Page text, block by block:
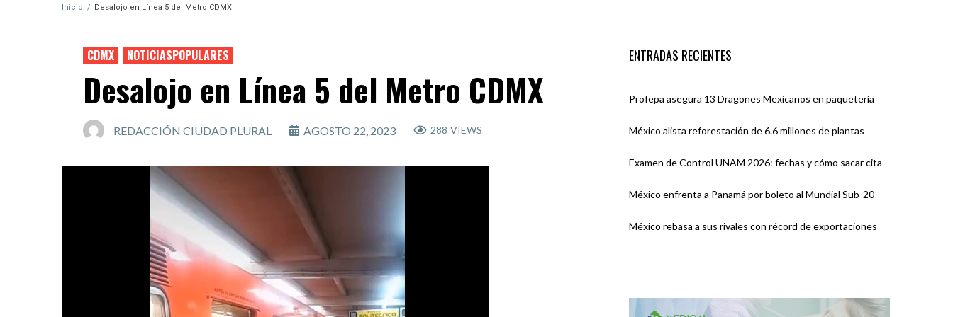
Inicio / Desalojo en Línea 5 del Metro CDMX
CDMX NOTICIASPOPULARES
Desalojo en Línea 5 del Metro CDMX
REDACCIÓN CIUDAD PLURAL AGOSTO 22, 2023 288 VIEWS
ENTRADAS RECIENTES
Profepa asegura 13 Dragones Mexicanos en paquetería
México alista reforestación de 6.6 millones de plantas
Examen de Control UNAM 2026: fechas y cómo sacar cita
México enfrenta a Panamá por boleto al Mundial Sub-20
México rebasa a sus rivales con récord de exportaciones